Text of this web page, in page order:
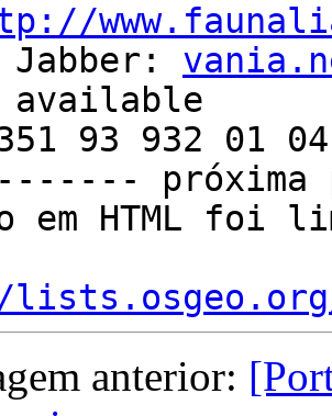
Jabber:
available
93 932 01 04
em HTML foi
anterior: